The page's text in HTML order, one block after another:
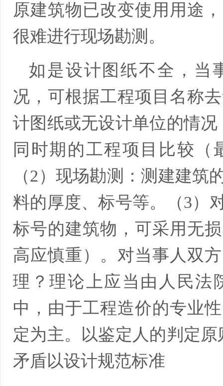
原建筑物已改变使用用途
很难进行现场勘测。
如是设计图纸不全，当
况，可根据工程项目名称
计图纸或无设计单位的情
同时期的工程项目比较（
（2）现场勘测：测建建筑
料的厚度、标号等。（3）
标号的建筑物，可采用无
高应慎重）。对当事人双
理？理论上应当由人民法
中，由于工程造价的专业
定为主。以鉴定人的判定
矛盾以设计规范标准